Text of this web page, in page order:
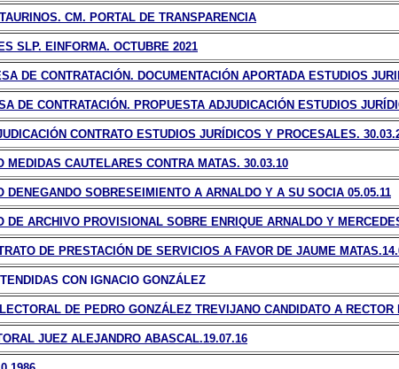
CM. PORTAL DE TRANSPARENCIA
SLP. EINFORMA. OCTUBRE 2021
DE CONTRATACIÓN. DOCUMENTACIÓN APORTADA ESTUDIOS
DE CONTRATACIÓN. PROPUESTA ADJUDICACIÓN ESTUDIOS
CONTRATO ESTUDIOS JURÍDICOS Y PROCESALES.
CAUTELARES CONTRA MATAS. 30.03.10
SOBRESEIMIENTO A ARNALDO Y A SU SOCIA 05.05.11
ARCHIVO PROVISIONAL SOBRE ENRIQUE ARNALDO Y
DE PRESTACIÓN DE SERVICIOS A FAVOR DE JAUME
CON IGNACIO GONZÁLEZ
DE PEDRO GONZÁLEZ TREVIJANO CANDIDATO A RECTOR
JUEZ ALEJANDRO ABASCAL.19.07.16